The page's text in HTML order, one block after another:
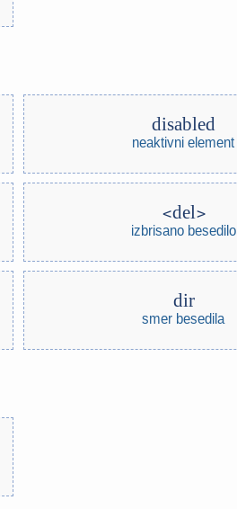
disabled
neaktivni element
del
izbrisano besedilo
dir
smer besedila